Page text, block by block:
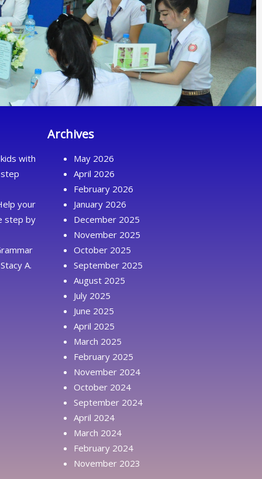
with
your
step by
A.
Archives
May 2026
April 2026
February 2026
January 2026
December 2025
November 2025
October 2025
September 2025
August 2025
July 2025
June 2025
April 2025
March 2025
February 2025
November 2024
October 2024
September 2024
April 2024
March 2024
February 2024
November 2023